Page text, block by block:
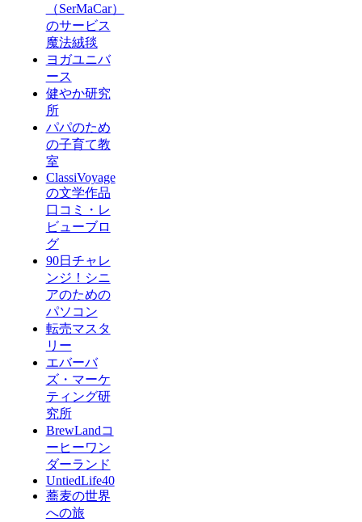
（SerMaCar）
のサービス
魔法絨毯
ヨガユニバ
ース
健やか研究
所
パパのため
の子育て教
室
ClassiVoyage
の文学作品
口コミ・レ
ビューブロ
グ
90日チャレ
ンジ！シニ
アのための
パソコン
転売マスタ
リー
エバーバ
ズ・マーケ
ティング研
究所
BrewLandコ
ーヒーワン
ダーランド
UntiedLife40
蕎麦の世界
への旅